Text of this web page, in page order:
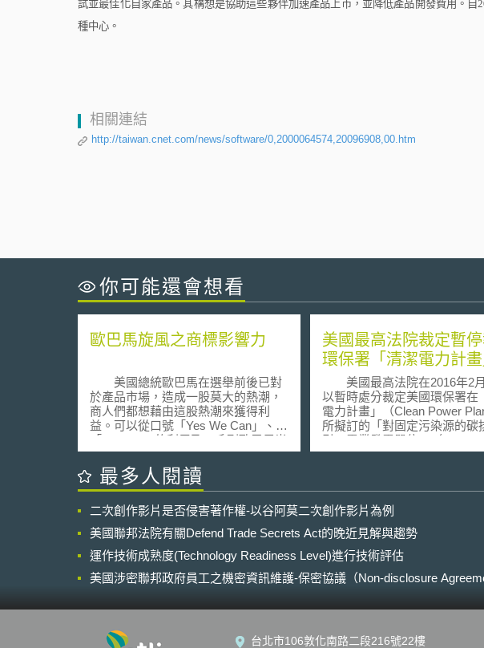
試並最佳化自家產品。其構想是協助這些夥伴加速產品上市，並降低產品開發費用。自
種中心。
相關連結
http://taiwan.cnet.com/news/software/0,2000064574,20096908,00.htm
你可能還會想看
歐巴馬旋風之商標影響力
美國總統歐巴馬在選舉前後已對
於產品市場，造成一股莫大的熱潮，
商人們都想藉由這股熱潮來獲得利
益。可以從口號「Yes We Can」、
「Change」的利用及一系列歐巴馬肖
像相關產品充斥於產品貨架上得以瞭
解。然而，這樣的現象，美國白宮律
師正著手處理保護總統的發言權及肖
範以進行管理。 在美國總統大選
期間，已有數家美國企業向美國專利
商標局 (United States Patent and
Trademark Office, USPTO)提出新商
標申請。1月份即有73件混合歐巴馬
名字為商標之申請案，其中包括填充
「ObamaLlama」、棒棒糖
「Obama」、「Obama vodka」、啤
酒「Obamanator」、服飾
美國最高法院裁定暫
環保署「清潔電力計畫
美國最高法院在2016年2月
以暫時處分裁定美國環保署在
電力計畫」（Clean Power
所擬訂的「對固定污染源的碳
引：電業發電單位」（ Carbon
Pollution Emission Guidelines
期間，暫緩實施。 所謂環保署
「清潔電力計畫」（Clean
Plan），係為因應氣候變遷，
年8月由美國總統在演說中公布
同年10月由美國環署公布「對
染源的碳排指引：電業發電單
為標準，在2030減少碳排32%
則包含：保護一般的美國家庭
最多人閱讀
二次創作影片是否侵害著作權-以谷阿莫二次創作影片為例
美國聯邦法院有關Defend Trade Secrets Act的晚近見解與趨勢
運作技術成熟度(Technology Readiness Level)進行技術評估
美國涉密聯邦政府員工之機密資訊維護-保密協議（Non-disclosure
台北市106敦化南路二段216號22樓